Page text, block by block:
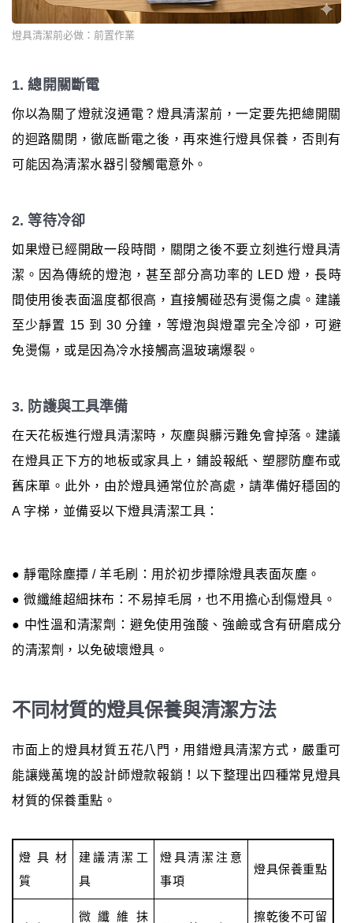
燈具清潔前必做：前置作業
1. 總開關斷電
你以為關了燈就沒通電？燈具清潔前，一定要先把總開關
的迴路關閉，徹底斷電之後，再來進行燈具保養，否則有
可能因為清潔水器引發觸電意外。
2. 等待冷卻
如果燈已經開啟一段時間，關閉之後不要立刻進行燈具清
潔。因為傳統的燈泡，甚至部分高功率的 LED 燈，長時
間使用後表面溫度都很高，直接觸碰恐有燙傷之虞。建議
至少靜置 15 到 30 分鐘，等燈泡與燈罩完全冷卻，可避
免燙傷，或是因為冷水接觸高溫玻璃爆裂。
3. 防護與工具準備
在天花板進行燈具清潔時，灰塵與髒污難免會掉落。建議
在燈具正下方的地板或家具上，鋪設報紙、塑膠防塵布或
舊床單。此外，由於燈具通常位於高處，請準備好穩固的
A 字梯，並備妥以下燈具清潔工具：
● 靜電除塵撢 / 羊毛刷：用於初步撢除燈具表面灰塵。
● 微纖維超細抹布：不易掉毛屑，也不用擔心刮傷燈具。
● 中性溫和清潔劑：避免使用強酸、強鹼或含有研磨成分
的清潔劑，以免破壞燈具。
不同材質的燈具保養與清潔方法
市面上的燈具材質五花八門，用錯燈具清潔方式，嚴重可
能讓幾萬塊的設計師燈款報銷！以下整理出四種常見燈具
材質的保養重點。
燈具材
質
建議清潔工
具
燈具清潔注意
事項
燈具保養重點
微纖維抹
擦乾後不可留